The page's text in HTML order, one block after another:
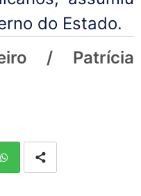
do Estado.
/ Patrícia